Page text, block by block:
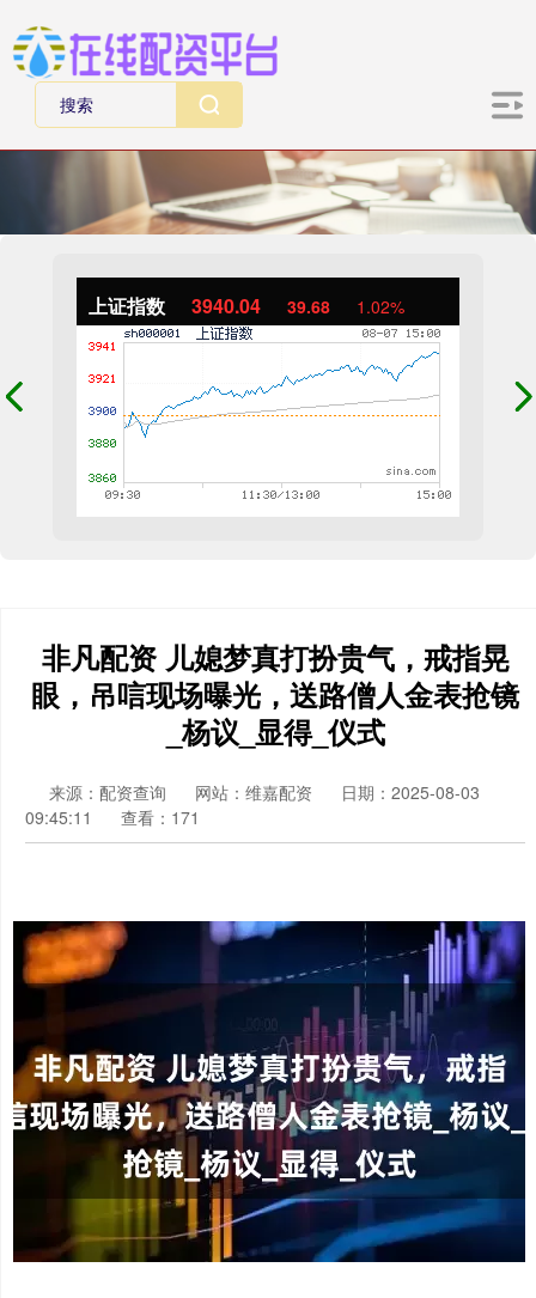
上证指数 3940.04 39.68 1.02%
非凡配资 儿媳梦真打扮贵气，戒指晃
眼，吊唁现场曝光，送路僧人金表抢镜
_杨议_显得_仪式
来源：配资查询 网站：维嘉配资
日期：2025-08-03
09:45:11
查看：171